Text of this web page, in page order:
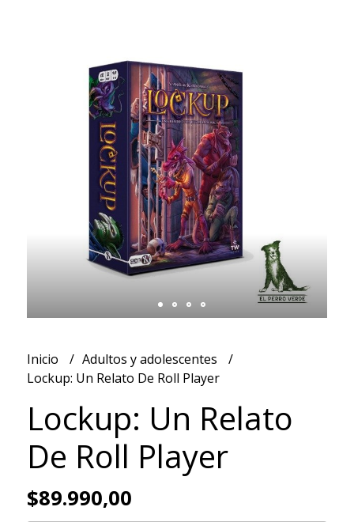
Inicio
Adultos y adolescentes
Lockup: Un Relato De Roll Player
Lockup: Un Relato
De Roll Player
$89.990,00